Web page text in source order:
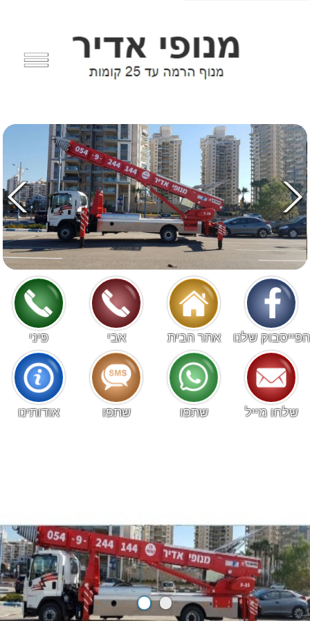
פיני אבי אתר הבית הפייסבוק שלנו
אודותינו שתפו שתפו שלחו מייל
Share